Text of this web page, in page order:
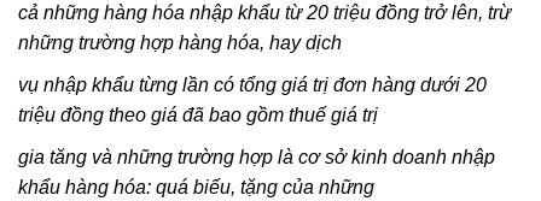
cả những hàng hóa nhập khẩu từ 20 triệu đồng trở lên, trừ
những trường hợp hàng hóa, hay dịch
vụ nhập khẩu từng lần có tổng giá trị đơn hàng dưới 20
triệu đồng theo giá đã bao gồm thuế giá trị
gia tăng và những trường hợp là cơ sở kinh doanh nhập
khẩu hàng hóa: quá biếu, tặng của những